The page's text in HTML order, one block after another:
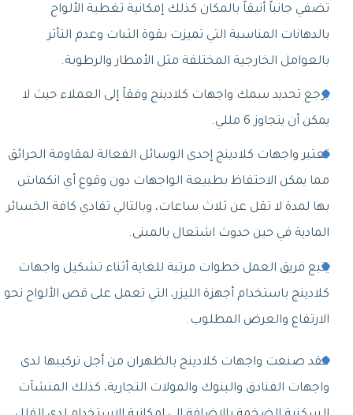
تضفي جانباً أنيقاً بالمكان كذلك إمكانية تغطية الألواح
بالدهانات المناسبة التي تميزت بقوة الثبات وعدم التأثر
بالعوامل الخارجية المختلفة مثل الأمطار والرطوبة.
يرجع تحديد سمك واجهات كلادينج وفقاً إلى العملاء حيث لا
يمكن أن يتجاوز 6 مللي.
تعتبر واجهات كلادينج إحدى الوسائل الفعالة لمقاومة الحرائق
مما يمكن الاحتفاظ بطبيعة الواجهات دون وقوع أي انكماش
بها لمدة لا تقل عن ثلاث ساعات، وبالتالي تفادي كافة الخسائر
المادية في حين حدوث اشتعال بالمبنى.
يتبع فريق العمل خطوات مرتبة للغاية أثناء تشكيل واجهات
كلادينج باستخدام أجهزة الليزر، التي تعمل على قص الألواح نحو
الارتفاع والعرض المطلوب.
فقد صنعت واجهات كلادينج بالظهران من أجل تركيبها لدى
واجهات الفنادق والبنوك والمولات التجارية، كذلك المنشآت